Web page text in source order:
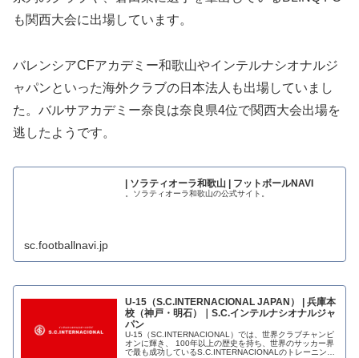
も関西大会に出場しています。
バレンシアCFアカデミー和歌山やインテルナシオナルジ
ャパンといった海外クラブの日本法人も出場していまし
た。バルサアカデミー奈良は奈良県4位で関西大会出場を
逃したようです。
| ソラティオーラ和歌山 | フットボールNAVI
。ソラティオーラ和歌山の公式サイト。
sc.footballnavi.jp
U-15（S.C.INTERNACIONAL JAPAN） | 兵庫本
校（神戸・明石）｜S.C.インテルナシオナルジャ
パン
U-15（SC.INTERNACIONAL）では、世界クラブチャンピ
オンに輝き、 100年以上の歴史を持ち、世界のサッカー界
で最も成功しているS.C.INTERNACIONALのトレーニング